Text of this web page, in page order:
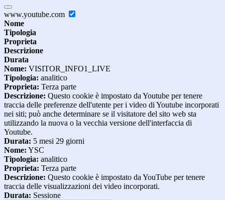
www.youtube.com
Nome
Tipologia
Proprieta
Descrizione
Durata
Nome: VISITOR_INFO1_LIVE
Tipologia: analitico
Proprieta: Terza parte
Descrizione: Questo cookie è impostato da Youtube per tenere
traccia delle preferenze dell'utente per i video di Youtube incorporati
nei siti; può anche determinare se il visitatore del sito web sta
utilizzando la nuova o la vecchia versione dell'interfaccia di
Youtube.
Durata: 5 mesi 29 giorni
Nome: YSC
Tipologia: analitico
Proprieta: Terza parte
Descrizione: Questo cookie è impostato da YouTube per tenere
traccia delle visualizzazioni dei video incorporati.
Durata: Sessione